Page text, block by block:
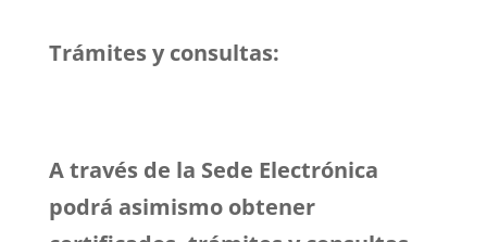
Trámites y consultas:
A través de la Sede Electrónica
podrá asimismo obtener